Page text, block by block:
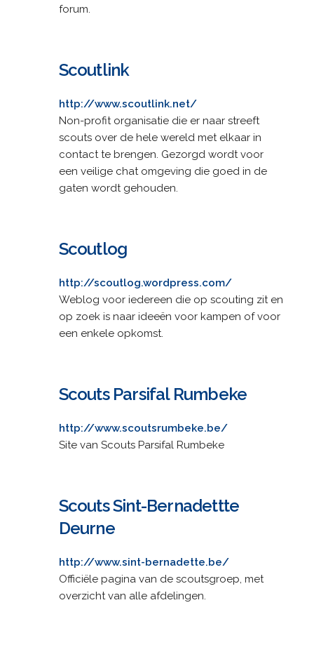
forum.
Scoutlink
http://www.scoutlink.net/
Non-profit organisatie die er naar streeft
scouts over de hele wereld met elkaar in
contact te brengen. Gezorgd wordt voor
een veilige chat omgeving die goed in de
gaten wordt gehouden.
Scoutlog
http://scoutlog.wordpress.com/
Weblog voor iedereen die op scouting zit en
op zoek is naar ideeën voor kampen of voor
een enkele opkomst.
Scouts Parsifal Rumbeke
http://www.scoutsrumbeke.be/
Site van Scouts Parsifal Rumbeke
Scouts Sint-Bernadettte
Deurne
http://www.sint-bernadette.be/
Officiële pagina van de scoutsgroep, met
overzicht van alle afdelingen.